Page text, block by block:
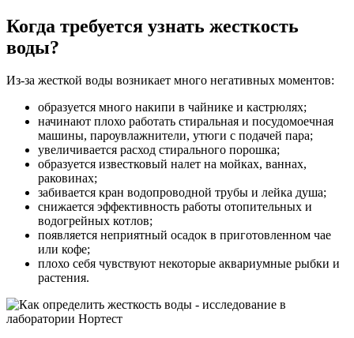
Когда требуется узнать жесткость
воды?
Из-за жесткой воды возникает много негативных моментов:
образуется много накипи в чайнике и кастрюлях;
начинают плохо работать стиральная и посудомоечная
машины, пароувлажнители, утюги с подачей пара;
увеличивается расход стирального порошка;
образуется известковый налет на мойках, ваннах,
раковинах;
забивается кран водопроводной трубы и лейка душа;
снижается эффективность работы отопительных и
водогрейных котлов;
появляется неприятный осадок в приготовленном чае
или кофе;
плохо себя чувствуют некоторые аквариумные рыбки и
растения.